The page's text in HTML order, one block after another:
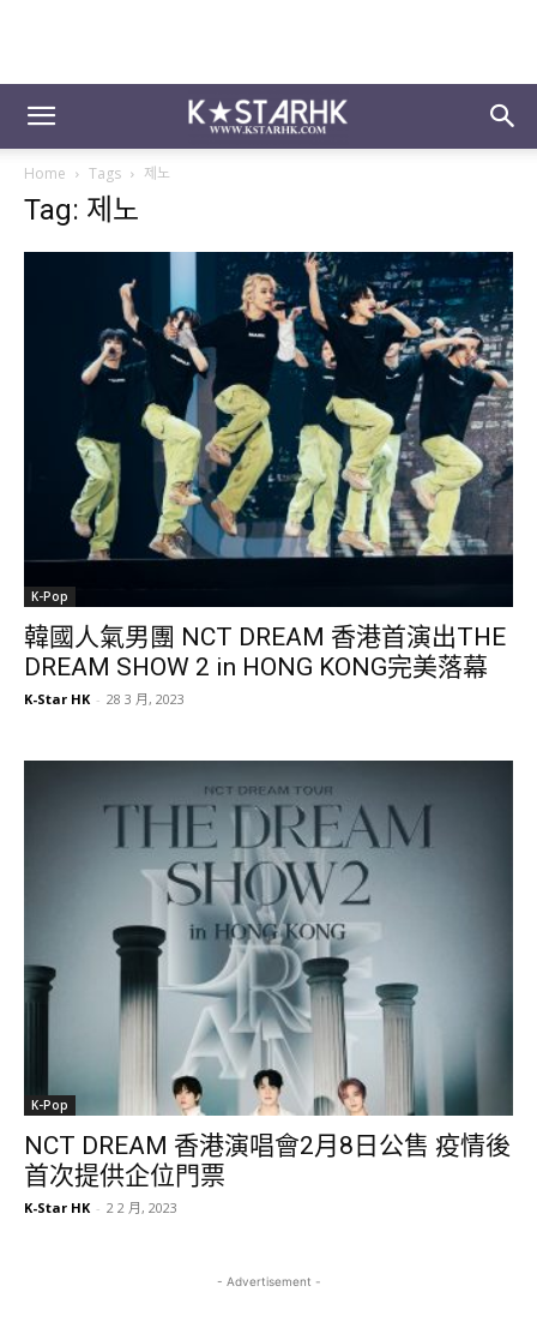
Home Tags 제노
Tag: 제노
K-Pop
韓國人氣男團 NCT DREAM 香港首演出THE
DREAM SHOW 2 in HONG KONG完美落幕
K-Star HK - 28 3 月, 2023
K-Pop
NCT DREAM 香港演唱會2月8日公售 疫情後
首次提供企位門票
K-Star HK - 2 2 月, 2023
- Advertisement -